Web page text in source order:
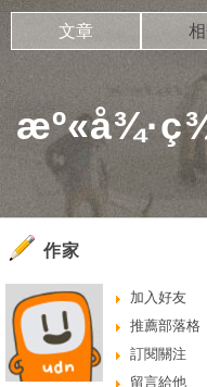
文章
作家
加入好友
推薦部落格
訂閱關注
留言給他